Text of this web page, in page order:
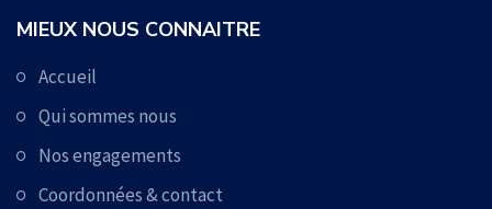
MIEUX NOUS CONNAITRE
Accueil
Qui sommes nous
Nos engagements
Coordonnées & contact